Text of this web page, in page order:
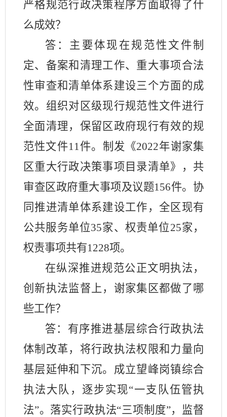
严格规范行政决策程序方面取得了什
么成效？
答： 主要体现在规范性文件制
定、备案和清理工作、重大事项合法
性审查和清单体系建设三个方面的成
效。组织对区级现行规范性文件进行
全面清理，保留区政府现行有效的规
范性文件11件。制发《2022年谢家集
区重大行政决策事项目录清单》
，共
审查区政府重大事项及议题156件。 协
同推进清单体系建设工作，全区现有
公共服务单位35家、权责单位25家，
权责事项共有1228项。
在纵深推进规范公正文明执法，
创新执法监督上，谢家集区都做了哪
些工作？
答： 有序推进基层综合行政执法
体制改革，将行政执法权限和力量向
基层延伸和下沉。 成立望峰岗镇综合
执法大队，逐步实现“一支队伍管执
法”。落实行政执法“三项制度”，监督